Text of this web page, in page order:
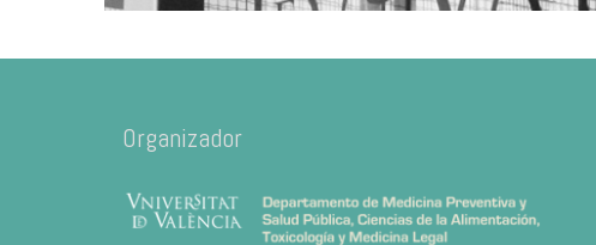
Organizador